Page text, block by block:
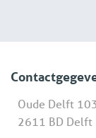
Oude Delft 103
2611 BD Delft